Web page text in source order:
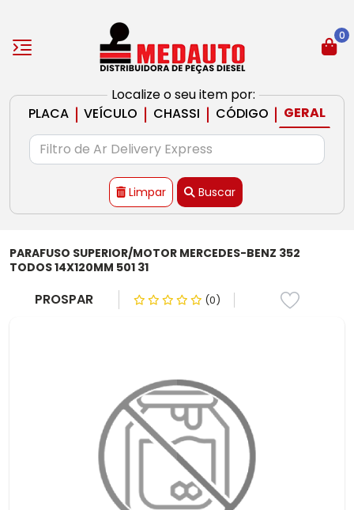
Localize o seu item por:
PLACA | VEÍCULO | CHASSI | CÓDIGO | GERAL
Limpar Buscar
0
PARAFUSO SUPERIOR/MOTOR MERCEDES-BENZ 352
TODOS 14X120MM 501 31
PROSPAR (0)